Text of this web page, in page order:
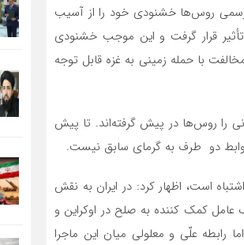
رسمی روس‌ها خشنودی خود را از آسیب
قرار گرفت و این موجب خشنودی
با حمله زمینی به غزه قابل توجه
را روس‌ها در پیش گرفته‌اند. تا پیش
دو طرف به گرمای سابق نیست.
است، اظهار کرد: در ایران به نقش
کمک کننده به صلح در اوکراین و
علّی و معلولی میان این ماجرا